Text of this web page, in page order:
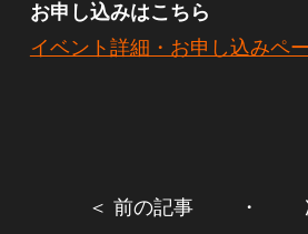
お申し込みはこちら
イベント詳細・お申し込みペ
＜ 前の記事 ・